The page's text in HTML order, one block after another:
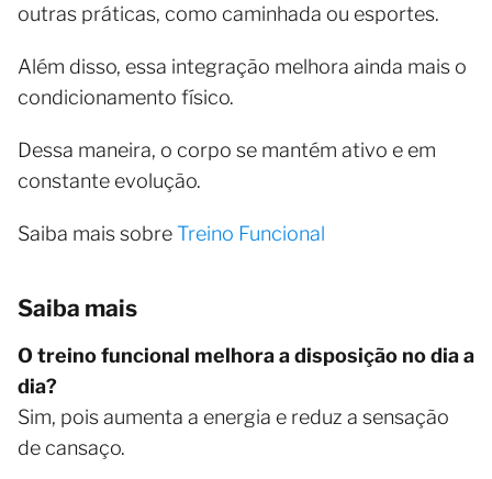
outras práticas, como caminhada ou esportes.
Além disso, essa integração melhora ainda mais o
condicionamento físico.
Dessa maneira, o corpo se mantém ativo e em
constante evolução.
Saiba mais sobreTreino Funcional
Saiba mais
O treino funcional melhora a disposição no dia a
dia?
Sim, pois aumenta a energia e reduz a sensação
de cansaço.